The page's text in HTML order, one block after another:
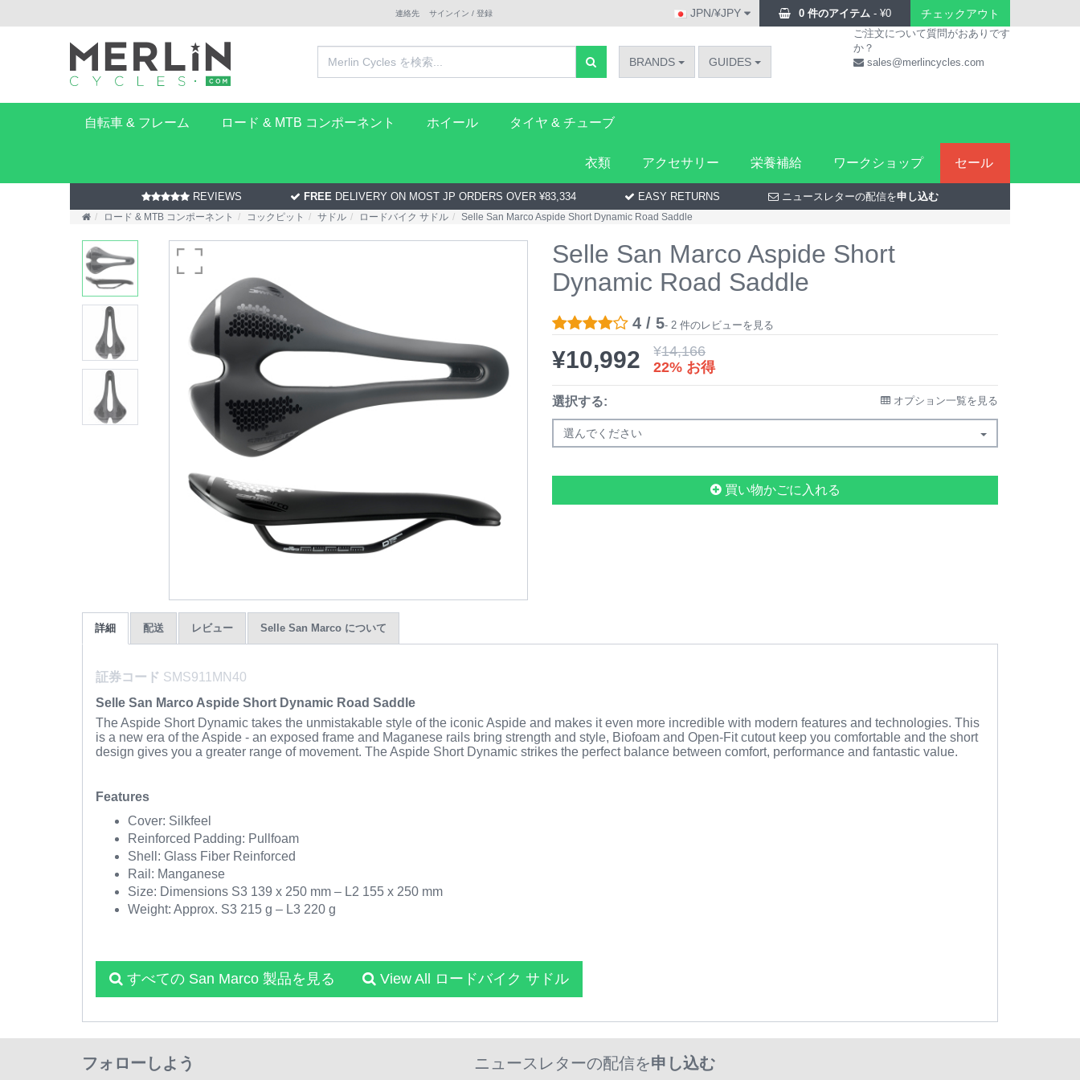
連絡先 サインイン / 登録 0 件のアイテム - ¥0 チェックアウト
JPN/¥JPY
BRANDS GUIDES
ご注文について質問がおありです
か？
sales@merlincycles.com
自転車 & フレーム ロード & MTB コンポーネント ホイール タイヤ & チューブ
衣類 アクセサリー 栄養補給 ワークショップ セール
REVIEWS FREE DELIVERY ON MOST JP ORDERS OVER ¥83,334 EASY RETURNS ニュースレターの配信を申し込む
ロード & MTB コンポーネント コックピット サドル ロードバイク サドル Selle San Marco Aspide Short Dynamic Road Saddle
Selle San Marco Aspide Short
Dynamic Road Saddle
4 / 5- 2 件のレビューを見る
¥10,992 ¥14,166
22% お得
選択する: オプション一覧を見る
選んでください
買い物かごに入れる
詳細 配送 レビュー Selle San Marco について
証券コード SMS911MN40
Selle San Marco Aspide Short Dynamic Road Saddle
The Aspide Short Dynamic takes the unmistakable style of the iconic Aspide and makes it even more incredible with modern features and technologies. This
is a new era of the Aspide - an exposed frame and Maganese rails bring strength and style, Biofoam and Open-Fit cutout keep you comfortable and the short
design gives you a greater range of movement. The Aspide Short Dynamic strikes the perfect balance between comfort, performance and fantastic value.
Features
Cover: Silkfeel
Reinforced Padding: Pullfoam
Shell: Glass Fiber Reinforced
Rail: Manganese
Size: Dimensions S3 139 x 250 mm – L2 155 x 250 mm
Weight: Approx. S3 215 g – L3 220 g
すべての San Marco 製品を見る View All ロードバイク サドル
フォローしよう ニュースレターの配信を申し込む